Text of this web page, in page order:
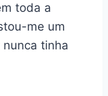
toda a
me um
tinha